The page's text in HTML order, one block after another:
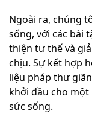
Ngoài ra, chúng
sống, với các bài
thiện tư thế và
chịu. Sự kết hợp
liệu pháp thư
khởi đầu cho
sức sống.